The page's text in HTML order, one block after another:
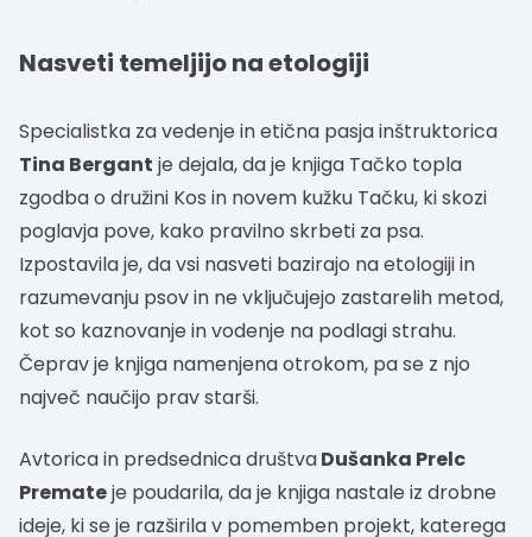
Nasveti temeljijo na etologiji
Specialistka za vedenje in etična pasja inštruktorica
Tina Bergant je dejala, da je knjiga Tačko topla
zgodba o družini Kos in novem kužku Tačku, ki skozi
poglavja pove, kako pravilno skrbeti za psa.
Izpostavila je, da vsi nasveti bazirajo na etologiji in
razumevanju psov in ne vključujejo zastarelih metod,
kot so kaznovanje in vodenje na podlagi strahu.
Čeprav je knjiga namenjena otrokom, pa se z njo
največ naučijo prav starši.
Avtorica in predsednica društvaDušanka Prelc
Premateje poudarila, da je knjiga nastale iz drobne
ideje, ki se je razširila v pomemben projekt, katerega